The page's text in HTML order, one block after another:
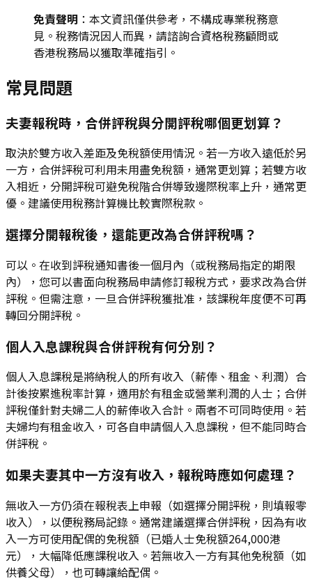
免責聲明 ：本文資訊僅供參考，不構成專業稅務意
見。稅務情況因人而異，請諮詢合資格稅務顧問或
香港稅務局以獲取準確指引。
常見問題
夫妻報稅時，合併評稅與分開評稅哪個更划算？
取決於雙方收入差距及免稅額使用情況。若一方收入遠低於另
一方，合併評稅可利用未用盡免稅額，通常更划算；若雙方收
入相近，分開評稅可避免稅階合併導致邊際稅率上升，通常更
優。建議使用稅務計算機比較實際稅款。
選擇分開報稅後，還能更改為合併評稅嗎？
可以。在收到評稅通知書後一個月內（或稅務局指定的期限
內），您可以書面向稅務局申請修訂報稅方式，要求改為合併
評稅。但需注意，一旦合併評稅獲批准，該課稅年度便不可再
轉回分開評稅。
個人入息課稅與合併評稅有何分別？
個人入息課稅是將納稅人的所有收入（薪俸、租金、利潤）合
計後按累進稅率計算，適用於有租金或營業利潤的人士；合併
評稅僅針對夫婦二人的薪俸收入合計。兩者不可同時使用。若
夫婦均有租金收入，可各自申請個人入息課稅，但不能同時合
併評稅。
如果夫妻其中一方沒有收入，報稅時應如何處理？
無收入一方仍須在報稅表上申報（如選擇分開評稅，則填報零
收入），以便稅務局記錄。通常建議選擇合併評稅，因為有收
入一方可使用配偶的免稅額（已婚人士免稅額264,000港
元），大幅降低應課稅收入。若無收入一方有其他免稅額（如
供養父母），也可轉讓給配偶。